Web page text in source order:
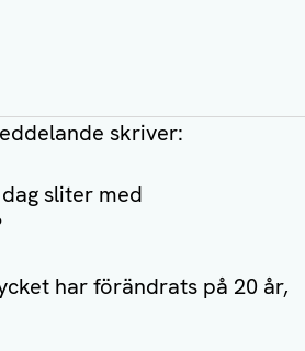
skriver:
sliter med
har förändrats på 20 år,